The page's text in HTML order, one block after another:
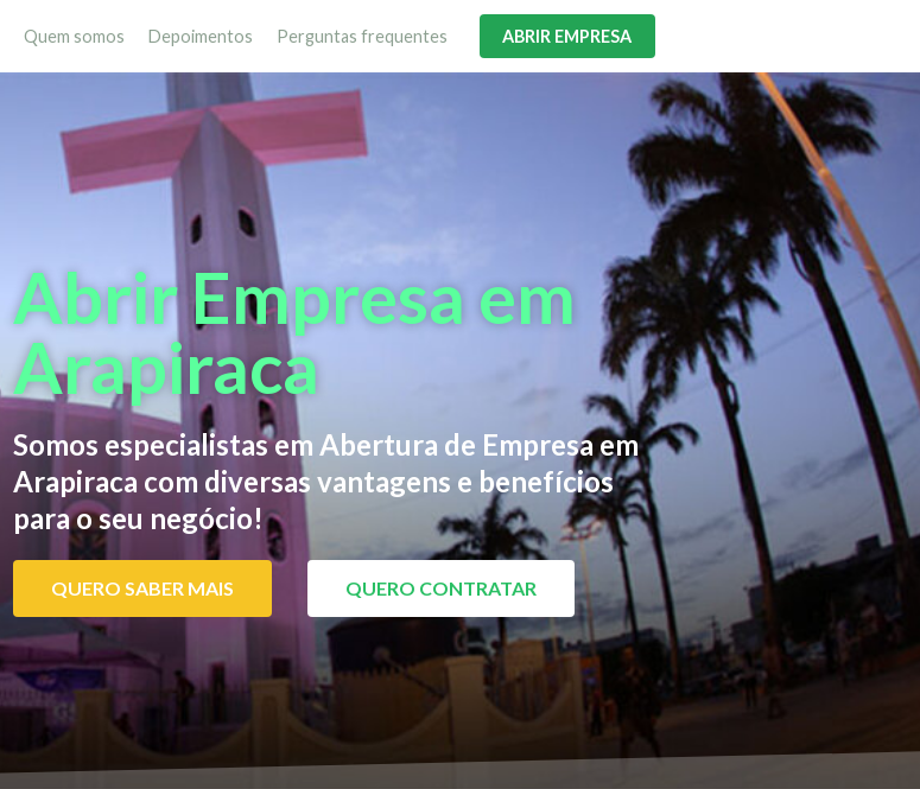
Quem somos Depoimentos Perguntas frequentes ABRIR EMPRESA
Abrir Empresa em
Arapiraca
Somos especialistas em Abertura de Empresa em
Arapiraca com diversas vantagens e benefícios
para o seu negócio!
QUERO SABER MAIS QUERO CONTRATAR